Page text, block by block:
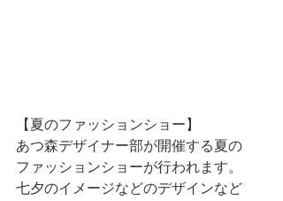
【夏のファッションショー】
あつ森デザイナー部が開催する夏の
ファッションショーが行われます。
七夕のイメージなどのデザインなど